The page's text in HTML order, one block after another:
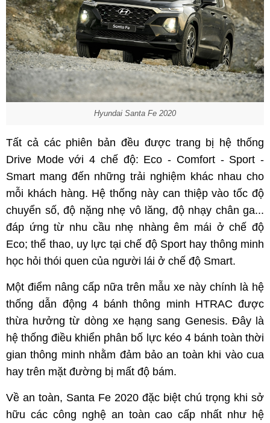
Hyundai Santa Fe 2020
Tất cả các phiên bản đều được trang bị hệ thống
Drive Mode với 4 chế độ: Eco - Comfort - Sport -
Smart mang đến những trải nghiệm khác nhau cho
mỗi khách hàng. Hệ thống này can thiệp vào tốc độ
chuyển số, độ nặng nhẹ vô lăng, độ nhạy chân ga...
đáp ứng từ nhu cầu nhẹ nhàng êm mái ở chế độ
Eco; thể thao, uy lực tại chế độ Sport hay thông minh
học hỏi thói quen của người lái ở chế độ Smart.
Một điểm nâng cấp nữa trên mẫu xe này chính là hệ
thống dẫn động 4 bánh thông minh HTRAC được
thừa hưởng từ dòng xe hạng sang Genesis. Đây là
hệ thống điều khiển phân bố lực kéo 4 bánh toàn thời
gian thông minh nhằm đảm bảo an toàn khi vào cua
hay trên mặt đường bị mất độ bám.
Về an toàn, Santa Fe 2020 đặc biệt chú trọng khi sở
hữu các công nghệ an toàn cao cấp nhất như hệ